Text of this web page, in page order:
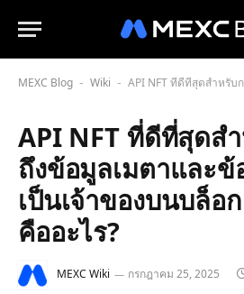
MEXC Blog - Wiki - API NFT ที่ดีที่สุดสำหรับการเข้าถึงข้อมูลเมตา
API NFT ที่ดีที่สุดส
ถึงข้อมูลเมตาและ
เป็นเจ้าของบนบล็อ
คืออะไร?
MEXC Wiki กรกฎาคม 25, 2025